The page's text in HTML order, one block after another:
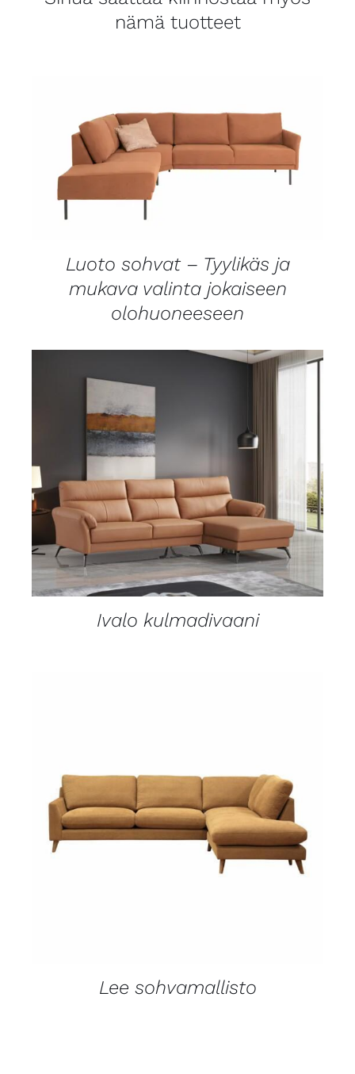
nämä tuotteet
Luoto sohvat – Tyylikäs ja
mukava valinta jokaiseen
olohuoneeseen
LISÄTIEDOT
Ivalo kulmadivaani
LISÄTIEDOT
Lee sohvamallisto